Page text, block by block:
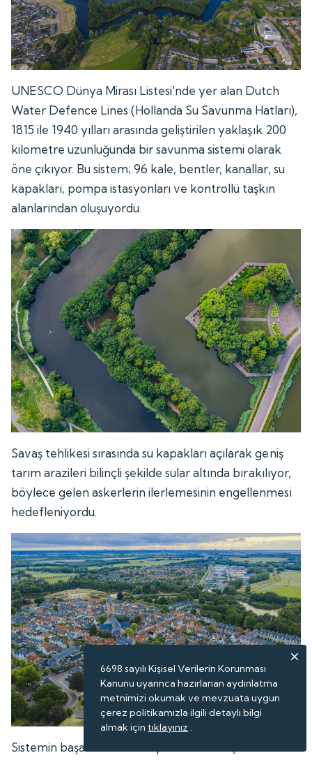
UNESCO Dünya Mirası Listesi'nde yer alan Dutch
Water Defence Lines (Hollanda Su Savunma Hatları),
1815 ile 1940 yılları arasında geliştirilen yaklaşık 200
kilometre uzunluğunda bir savunma sistemi olarak
öne çıkıyor. Bu sistem; 96 kale, bentler, kanallar, su
kapakları, pompa istasyonları ve kontrollü taşkın
alanlarından oluşuyordu.
Savaş tehlikesi sırasında su kapakları açılarak geniş
tarım arazileri bilinçli şekilde sular altında bırakılıyor,
böylece gelen askerlerin ilerlemesinin engellenmesi
hedefleniyordu.
Sistemin başarısı ise su seviyesinin hassas şekilde
6698 sayılı Kişisel Verilerin Korunması
Kanunu uyarınca hazırlanan aydınlatma
metnimizi okumak ve mevzuata uygun
çerez politikamızla ilgili detaylı bilgi
almak için tıklayınız .